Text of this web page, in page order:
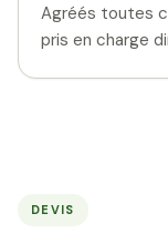
Agréés toutes
pris en charge
DEVIS